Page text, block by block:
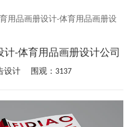
用品画册设计-体育用品画册设
-体育用品画册设计公司
设计 围观：3137